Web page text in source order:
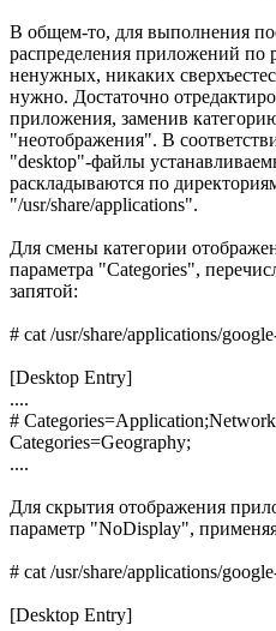
В общем-то, для выполнения
распределения приложений по
ненужных, никаких
нужно. Достаточно
приложения, заменив
"неотображения". В
"desktop"-файлы
раскладываются по
"/usr/share/applications".
Для смены категории
параметра "Categories",
запятой:
# cat /usr/share/applications/
[Desktop Entry]
....
#
Categories=Geography;
....
Для скрытия отображения
параметр "NoDisplay",
# cat /usr/share/applications/
[Desktop Entry]